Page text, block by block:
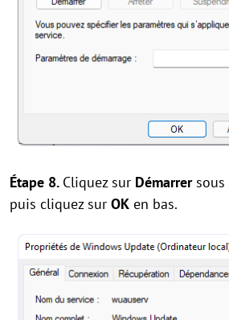
Étape 8. Cliquez sur Démarrersous
puis cliquez sur OK en bas.